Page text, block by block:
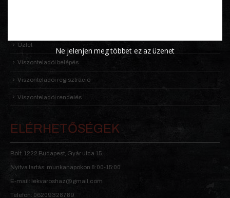
Üzlet
Viszonteladói belépés
Viszonteladói regisztráció
Viszonteladói rendelés
ELÉRHETŐSÉGEK
Bolt: 1222 Budapest, Gyár utca 15.
Nyitva tartás: munkanapokon 8:00-15:00
E-mail: lekvaroshaz@gmail.com
Telefon: 06209328789
Ne jelenjen meg többet ez az üzenet